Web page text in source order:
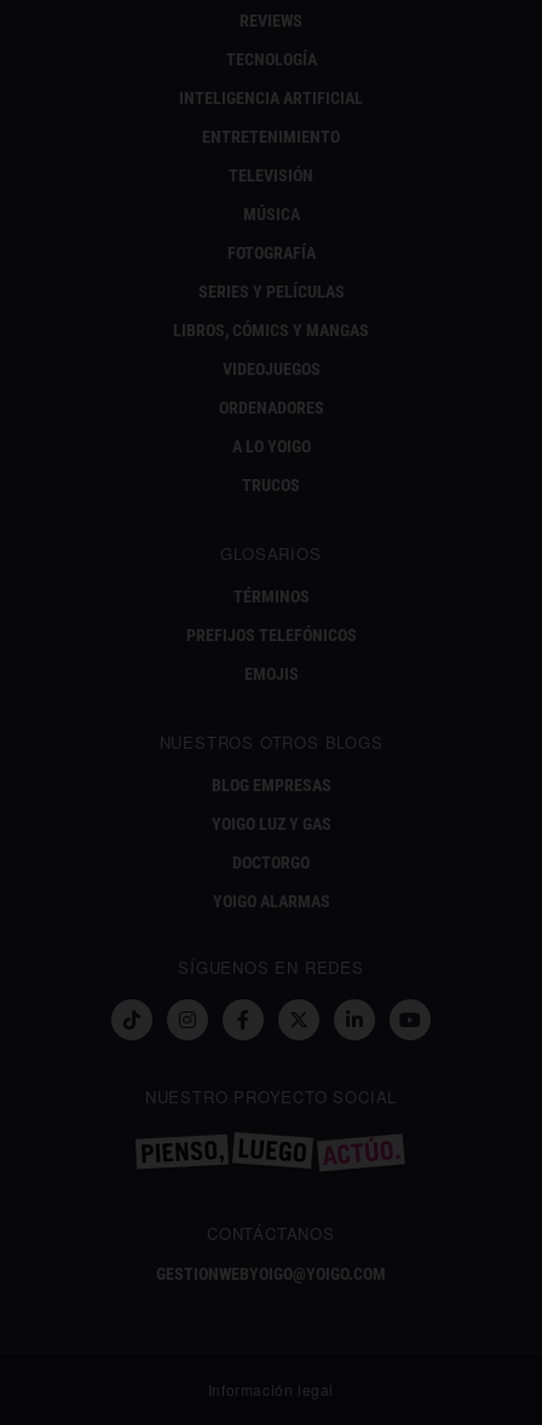
REVIEWS
TECNOLOGÍA
INTELIGENCIA ARTIFICIAL
ENTRETENIMIENTO
TELEVISIÓN
MÚSICA
FOTOGRAFÍA
SERIES Y PELÍCULAS
LIBROS, CÓMICS Y MANGAS
VIDEOJUEGOS
ORDENADORES
A LO YOIGO
TRUCOS
GLOSARIOS
TÉRMINOS
PREFIJOS TELEFÓNICOS
EMOJIS
NUESTROS OTROS BLOGS
BLOG EMPRESAS
YOIGO LUZ Y GAS
DOCTORGO
YOIGO ALARMAS
SÍGUENOS EN REDES
NUESTRO PROYECTO SOCIAL
CONTÁCTANOS
GESTIONWEBYOIGO@YOIGO.COM
Información legal